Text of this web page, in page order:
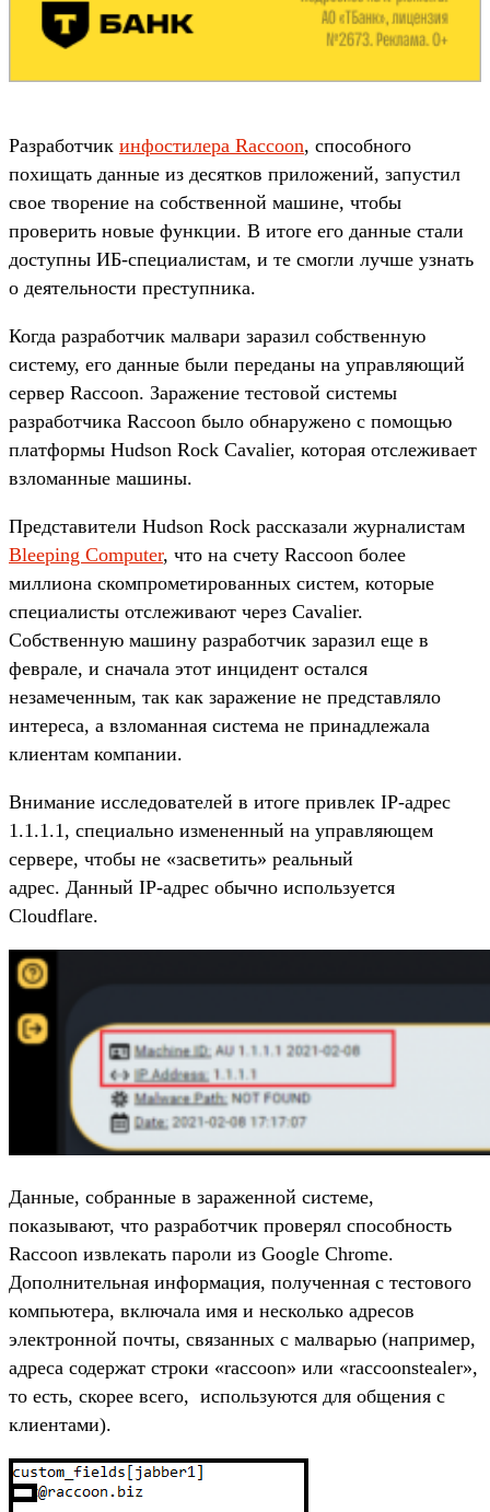
Разработчик инфостилера Raccoon, способного
похищать данные из десятков приложений, запустил
свое творение на собственной машине, чтобы
проверить новые функции. В итоге его данные стали
доступны ИБ-специалистам, и те смогли лучше узнать
о деятельности преступника.
Когда разработчик малвари заразил собственную
систему, его данные были переданы на управляющий
сервер Raccoon. Заражение тестовой системы
разработчика Raccoon было обнаружено с помощью
платформы Hudson Rock Cavalier, которая отслеживает
взломанные машины.
Представители Hudson Rock рассказали журналистам
Bleeping Computer, что на счету Raccoon более
миллиона скомпрометированных систем, которые
специалисты отслеживают через Cavalier.
Собственную машину разработчик заразил еще в
феврале, и сначала этот инцидент остался
незамеченным, так как заражение не представляло
интереса, а взломанная система не принадлежала
клиентам компании.
Внимание исследователей в итоге привлек IP-адрес
1.1.1.1, специально измененный на управляющем
сервере, чтобы не «засветить» реальный
адрес. Данный IP-адрес обычно используется
Cloudflare.
Данные, собранные в зараженной системе,
показывают, что разработчик проверял способность
Raccoon извлекать пароли из Google Chrome.
Дополнительная информация, полученная с тестового
компьютера, включала имя и несколько адресов
электронной почты, связанных с малварью (например,
адреса содержат строки «raccoon» или «raccoonstealer»,
то есть, скорее всего, используются для общения с
клиентами).